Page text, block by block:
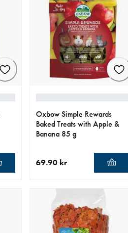
Oxbow Simple Rewards
Baked Treats with Apple &
Banana 85 g
69.90 kr